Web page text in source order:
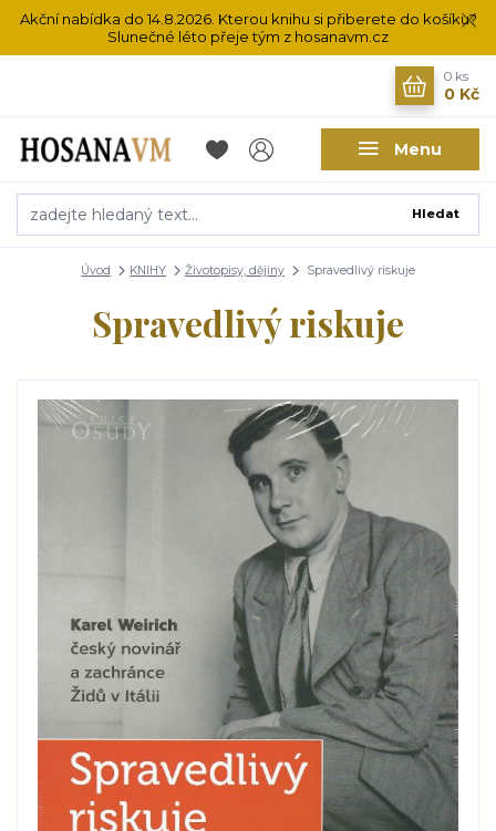
Akční nabídka do 14.8.2026. Kterou knihu si přiberete do košíku?
Slunečné léto přeje tým z hosanavm.cz
Menu
Hledat
0 ks
0 Kč
Úvod KNIHY Životopisy, dějiny Spravedlivý riskuje
Spravedlivý riskuje